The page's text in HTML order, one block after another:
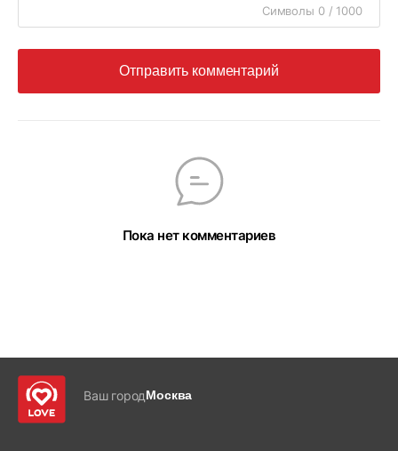
Символы 0 / 1000
Отправить комментарий
Пока нет комментариев
Ваш городМосква